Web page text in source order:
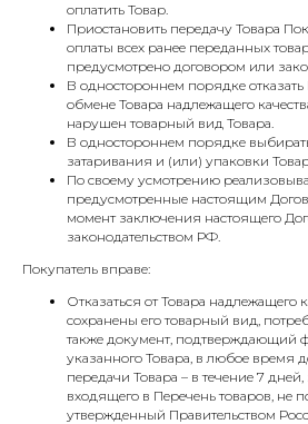
оплатить Товар.
Приостановить передачу Товара
оплаты всех ранее переданных
предусмотрено договором или
В одностороннем порядке отказать
обмене Товара надлежащего
нарушен товарный вид Товара.
В одностороннем порядке
затаривания и (или) упаковки
По своему усмотрению
предусмотренные настоящим
момент заключения настоящего
законодательством РФ.
Покупатель вправе:
Отказаться от Товара надлежащего
сохранены его товарный вид,
также документ, подтверждающий
указанного Товара, в любое время
передачи Товара – в течение 7
входящего в Перечень товаров, не
утвержденный Правительством